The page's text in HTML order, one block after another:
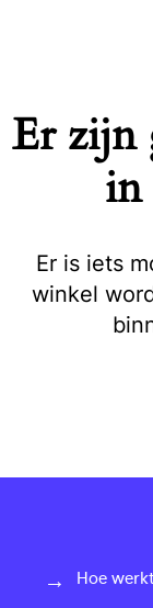
Er zijn
in
Er is iets
winkel
Hoe